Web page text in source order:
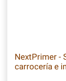
NextPrimer -
carrocería e